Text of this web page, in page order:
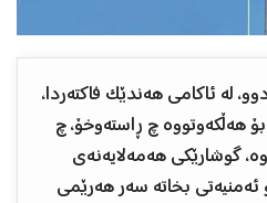
لە ئاکامی ھەندێک فاکتەردا،
ھەڵکەوتووە چ ڕاستەوخۆ، چ
گوشارێکی هەمەلایەنەی
ئەمنیەتی بخاتە سەر هەرێمی